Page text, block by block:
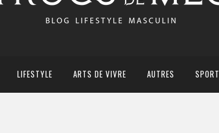
LIFESTYLE ARTS DE VIVRE AUTRES SPORT